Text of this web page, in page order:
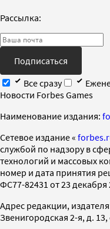
Рассылка:
Подписаться
Все сразу
Новости Forbes Games
Наименование издания:
Cетевое издание «
службой по надзору в
технологий и массовых
номер и дата принятия
ФС77-82431 от 23 декабря
Адрес редакции,
Звенигородская 2-я, д. 13,